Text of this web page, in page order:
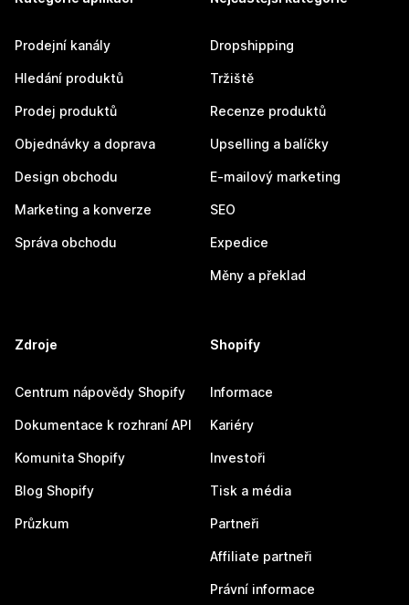
Prodejní kanály
Hledání produktů
Prodej produktů
Objednávky a doprava
Design obchodu
Marketing a konverze
Správa obchodu
Dropshipping
Tržiště
Recenze produktů
Upselling a balíčky
E-mailový marketing
SEO
Expedice
Měny a překlad
Zdroje
Centrum nápovědy Shopify
Dokumentace k rozhraní API
Komunita Shopify
Blog Shopify
Průzkum
Shopify
Informace
Kariéry
Investoři
Tisk a média
Partneři
Affiliate partneři
Právní informace